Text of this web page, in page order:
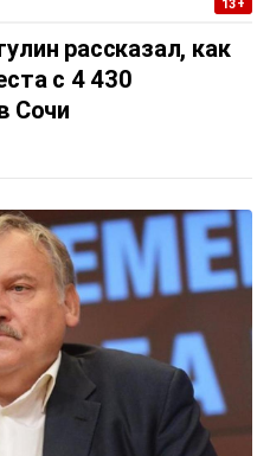
13+
рассказал, как
с 4 430
Сочи